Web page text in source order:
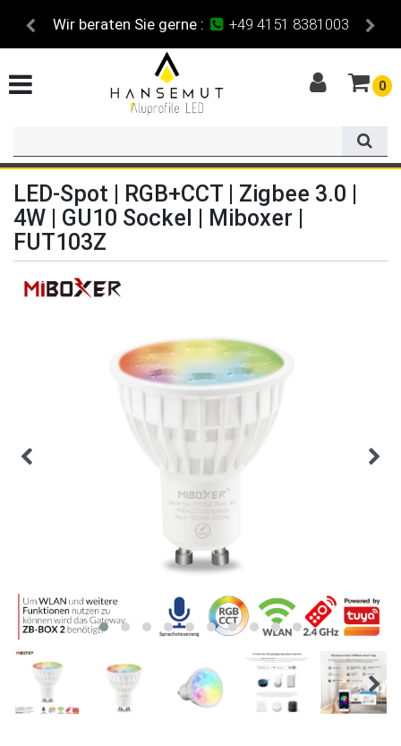
Maßzuschnittfür alle Profile
0
LED-Spot | RGB+CCT | Zigbee 3.0 |
4W | GU10 Sockel | Miboxer |
FUT103Z